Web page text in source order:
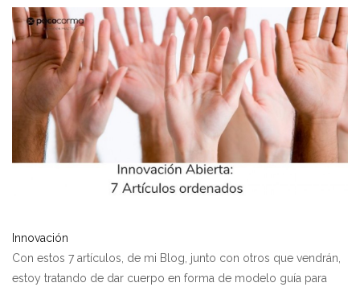
Innovación
Con estos 7 artículos, de mi Blog, junto con otros que vendrán,
estoy tratando de dar cuerpo en forma de modelo guía para